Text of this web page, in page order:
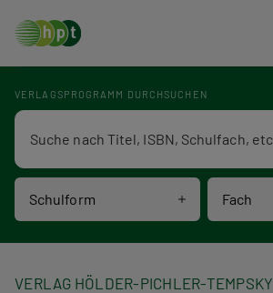
VERLAGSPROGRAMM DURCHSUCHEN
Schulform Fach
Verlagsprogramm Volltextsuche
VERLAG HÖLDER-PICHLER-TEMPSKY